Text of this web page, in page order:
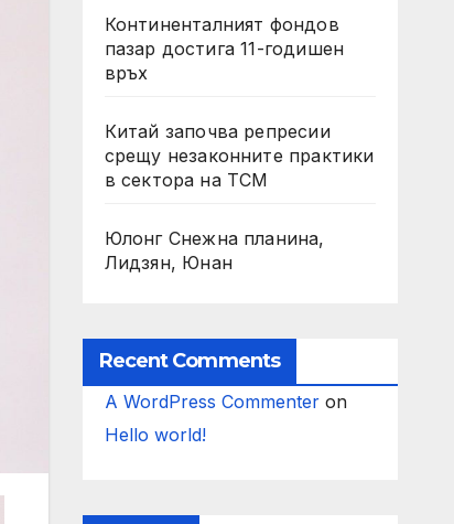
Континенталният фондов
пазар достига 11-годишен
връх
Китай започва репресии
срещу незаконните практики
в сектора на TCM
Юлонг Снежна планина,
Лидзян, Юнан
Recent Comments
A WordPress Commenteron
Hello world!